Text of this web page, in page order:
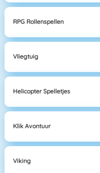
RPG Rollenspellen
Vliegtuig
Helicopter Spelletjes
Klik Avontuur
Viking